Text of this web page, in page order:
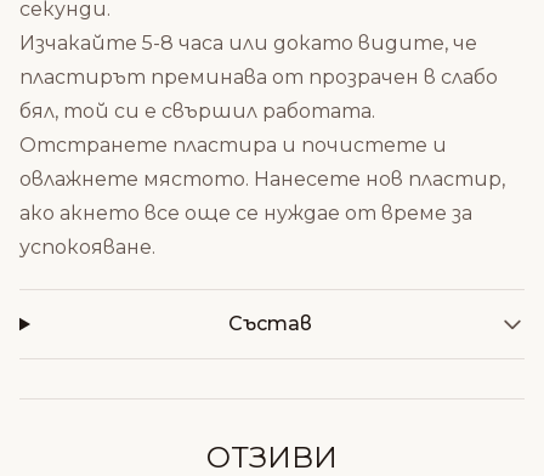
секунди.
Изчакайте 5-8 часа или докато видите, че
пластирът преминава от прозрачен в слабо
бял, той си е свършил работата.
Отстранете пластира и почистете и
овлажнете мястото. Нанесете нов пластир,
ако акнето все още се нуждае от време за
успокояване.
Състав
ОТЗИВИ